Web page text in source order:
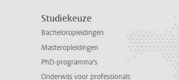
Studiekeuze
Bacheloropleidingen
Masteropleidingen
PhD-programma's
Onderwijs voor professionals